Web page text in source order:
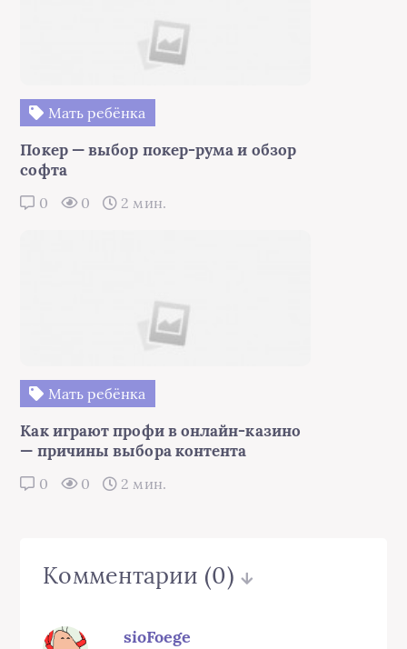
Мать ребёнка
Покер — выбор покер-рума и обзор
софта
0 0 2 мин.
Мать ребёнка
Как играют профи в онлайн-казино
— причины выбора контента
0 0 2 мин.
Комментарии (0)
sioFoege